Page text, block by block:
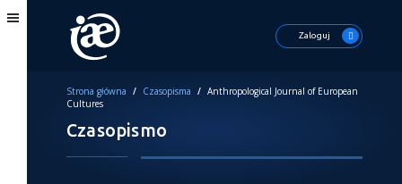
Zaloguj
Strona główna / Czasopisma / Anthropological Journal of European
Cultures
Czasopismo